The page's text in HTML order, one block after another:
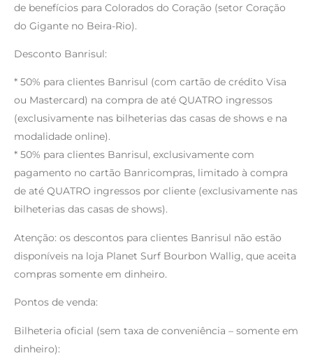
de benefícios para Colorados do Coração (setor Coração
do Gigante no Beira-Rio).
Desconto Banrisul:
* 50% para clientes Banrisul (com cartão de crédito Visa
ou Mastercard) na compra de até QUATRO ingressos
(exclusivamente nas bilheterias das casas de shows e na
modalidade online).
* 50% para clientes Banrisul, exclusivamente com
pagamento no cartão Banricompras, limitado à compra
de até QUATRO ingressos por cliente (exclusivamente nas
bilheterias das casas de shows).
Atenção: os descontos para clientes Banrisul não estão
disponíveis na loja Planet Surf Bourbon Wallig, que aceita
compras somente em dinheiro.
Pontos de venda:
Bilheteria oficial (sem taxa de conveniência – somente em
dinheiro):